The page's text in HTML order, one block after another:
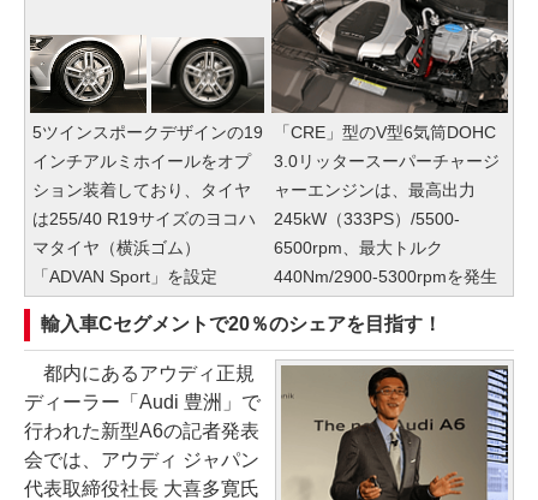
5ツインスポークデザインの19
インチアルミホイールをオプ
ション装着しており、タイヤ
は255/40 R19サイズのヨコハ
マタイヤ（横浜ゴム）
「ADVAN Sport」を設定
「CRE」型のV型6気筒DOHC
3.0リッタースーパーチャージ
ャーエンジンは、最高出力
245kW（333PS）/5500-
6500rpm、最大トルク
440Nm/2900-5300rpmを発生
輸入車Cセグメントで20％のシェアを目指す！
都内にあるアウディ正規
ディーラー「Audi 豊洲」で
行われた新型A6の記者発表
会では、アウディ ジャパン
代表取締役社長 大喜多寛氏